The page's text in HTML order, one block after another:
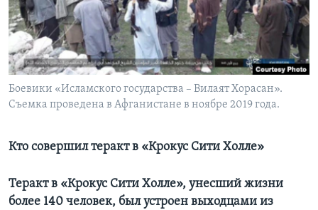
Learning English
СОЦИАЛЬНЫЕ СЕТИ
Боевики «Исламского государства – Вилаят Хорасан».
Съемка проведена в Афганистане в ноябре 2019 года.
Кто совершил теракт в «Крокус Сити Холле»
Теракт в «Крокус Сити Холле», унесший жизни
более 140 человек, был устроен выходцами из